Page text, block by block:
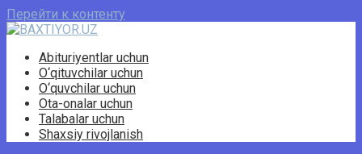
Перейти к контенту
Abituriyentlar uchun
O‘qituvchilar uchun
O‘quvchilar uchun
Ota-onalar uchun
Talabalar uchun
Shaxsiy rivojlanish